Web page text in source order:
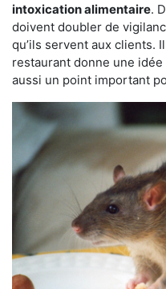
intoxication alimentaire.
doivent doubler de
qu’ils servent aux clients.
restaurant donne une
aussi un point important